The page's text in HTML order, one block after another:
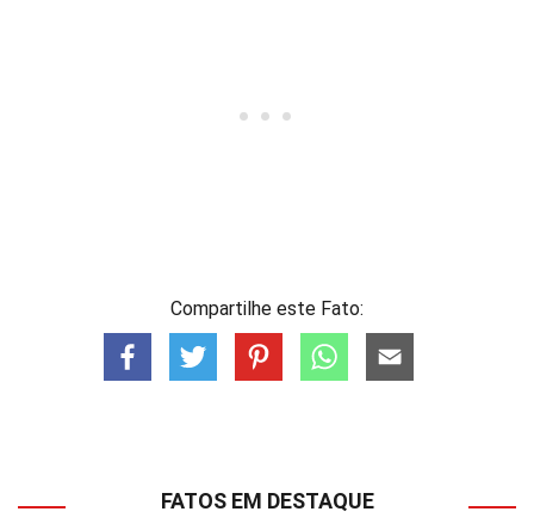
Compartilhe este Fato:
FATOS EM DESTAQUE